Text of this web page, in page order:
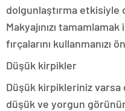
dolgunlaştırma etkisiyle
Makyajınızı
fırçalarını kullanmanızı
Düşük kirpikler
Düşük kirpikleriniz varsa
düşük ve yorgun